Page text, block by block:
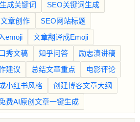
成关键词
SEO关键词生成
章创作
SEO网站标题
emoji
文章翻译成Emoji
秀文稿 知乎问答
励志演讲稿
建议 总结文章重点
电影评论
小红书风格
创建博客文章大纲
费AI原创文章一键生成